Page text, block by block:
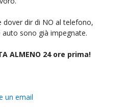
dover dir di NO al telefono,
sono già impegnate.
ALMENO 24 ore prima!
un email